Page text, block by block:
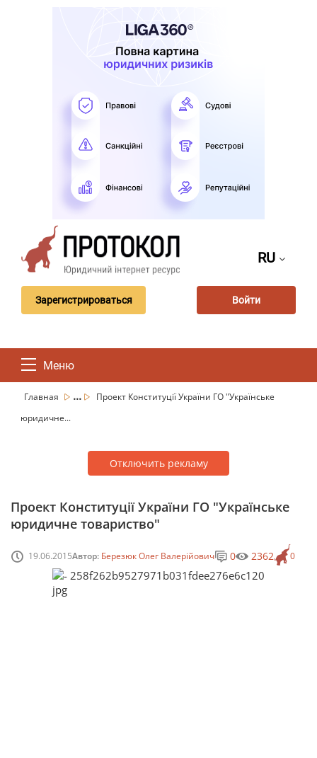
RU
Зарегистрироваться Войти
Меню
Главная ...
Проект Конституції України ГО "Українське
юридичне...
Отключить рекламу
Проект Конституції України ГО "Українське
юридичне товариство"
19.06.2015Автор: Березюк Олег Валерійович 0
0 2362